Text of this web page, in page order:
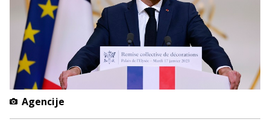
Agencije